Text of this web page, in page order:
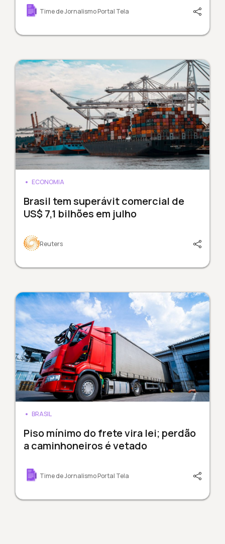
Time de Jornalismo Portal Tela
ECONOMIA
Brasil tem superávit comercial de
US$ 7,1 bilhões em julho
Reuters
BRASIL
Piso mínimo do frete vira lei; perdão
a caminhoneiros é vetado
Time de Jornalismo Portal Tela